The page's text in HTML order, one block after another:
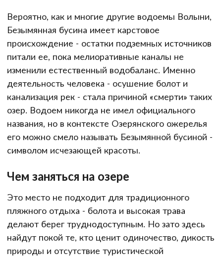
Вероятно, как и многие другие водоемы Волыни,
Безымянная бусина имеет карстовое
происхождение - остатки подземных источников
питали ее, пока мелиоративные каналы не
изменили естественный водобаланс. Именно
деятельность человека - осушение болот и
канализация рек - стала причиной «смерти» таких
озер. Водоем никогда не имел официального
названия, но в контексте Озерянского ожерелья
его можно смело называть Безымянной бусиной -
символом исчезающей красоты.
Чем заняться на озере
Это место не подходит для традиционного
пляжного отдыха - болота и высокая трава
делают берег труднодоступным. Но зато здесь
найдут покой те, кто ценит одиночество, дикость
природы и отсутствие туристической